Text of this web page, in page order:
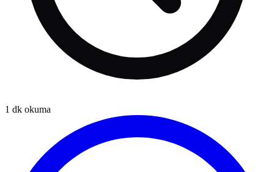
1 dk okuma